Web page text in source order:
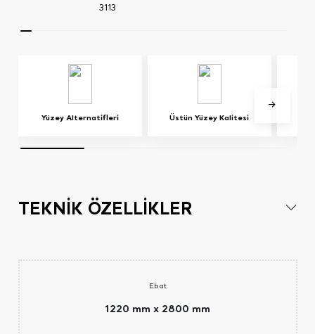
3113
Yüzey Alternatifleri Üstün Yüzey Kalitesi
TEKNİK ÖZELLİKLER
Ebat
1220 mm x 2800 mm